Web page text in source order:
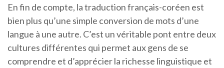
En fin de compte, la traduction français-coréen est
bien plus qu’une simple conversion de mots d’une
langue à une autre. C’est un véritable pont entre deux
cultures différentes qui permet aux gens de se
comprendre et d’apprécier la richesse linguistique et